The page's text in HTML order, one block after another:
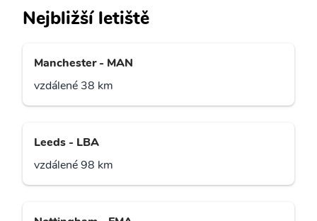
Nejbližší letiště
Manchester - MAN
vzdálené 38 km
Leeds - LBA
vzdálené 98 km